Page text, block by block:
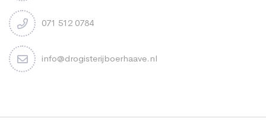
071 512 0784
info@drogisterijboerhaave.nl